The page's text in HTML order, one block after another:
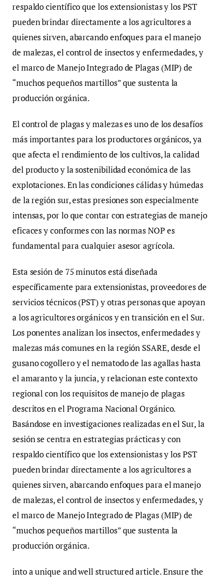
respaldo científico que los extensionistas y los PST
pueden brindar directamente a los agricultores a
quienes sirven, abarcando enfoques para el manejo
de malezas, el control de insectos y enfermedades, y
el marco de Manejo Integrado de Plagas (MIP) de
“muchos pequeños martillos” que sustenta la
producción orgánica.
El control de plagas y malezas es uno de los desafíos
más importantes para los productores orgánicos, ya
que afecta el rendimiento de los cultivos, la calidad
del producto y la sostenibilidad económica de las
explotaciones. En las condiciones cálidas y húmedas
de la región sur, estas presiones son especialmente
intensas, por lo que contar con estrategias de manejo
eficaces y conformes con las normas NOP es
fundamental para cualquier asesor agrícola.
Esta sesión de 75 minutos está diseñada
específicamente para extensionistas, proveedores de
servicios técnicos (PST) y otras personas que apoyan
a los agricultores orgánicos y en transición en el Sur.
Los ponentes analizan los insectos, enfermedades y
malezas más comunes en la región SSARE, desde el
gusano cogollero y el nematodo de las agallas hasta
el amaranto y la juncia, y relacionan este contexto
regional con los requisitos de manejo de plagas
descritos en el Programa Nacional Orgánico.
Basándose en investigaciones realizadas en el Sur, la
sesión se centra en estrategias prácticas y con
respaldo científico que los extensionistas y los PST
pueden brindar directamente a los agricultores a
quienes sirven, abarcando enfoques para el manejo
de malezas, el control de insectos y enfermedades, y
el marco de Manejo Integrado de Plagas (MIP) de
“muchos pequeños martillos” que sustenta la
producción orgánica.
into a unique and well structured article. Ensure the